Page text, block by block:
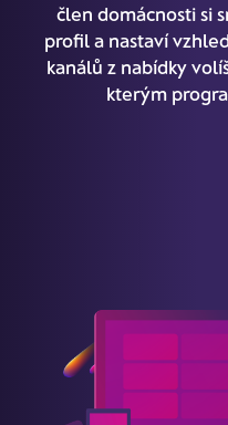
člen domácnosti si
profil a nastaví
kanálů z nabídky
kterým